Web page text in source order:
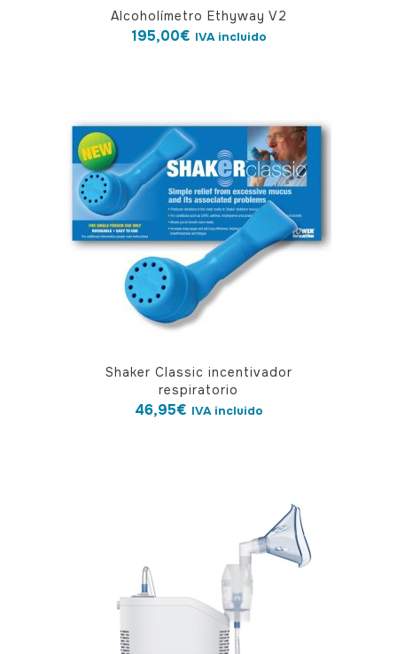
Alcoholímetro Ethyway V2
195,00€ IVA incluido
Shaker Classic incentivador
respiratorio
46,95€ IVA incluido